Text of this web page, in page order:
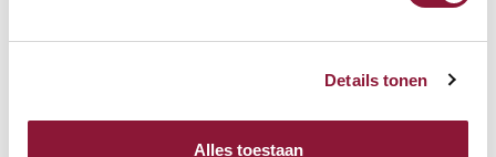
Details tonen
Alles toestaan